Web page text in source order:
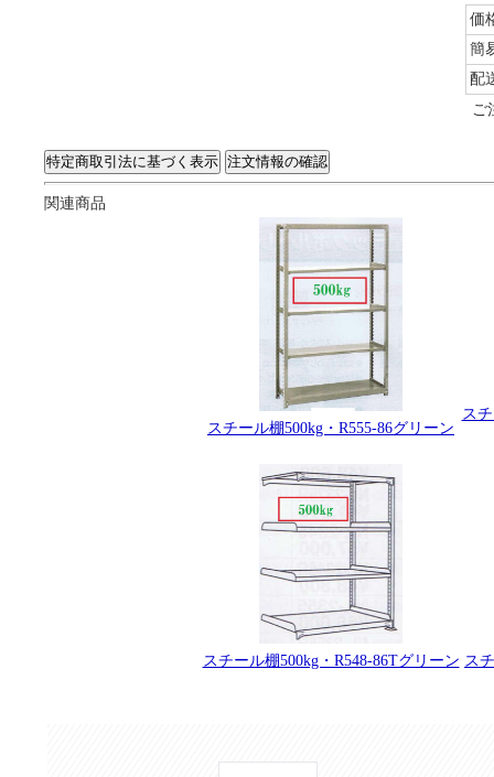
価
簡
配
ご
関連商品
スチール棚500kg・R555-86グリーン
ス
スチール棚500kg・R548-86Tグリーン ス